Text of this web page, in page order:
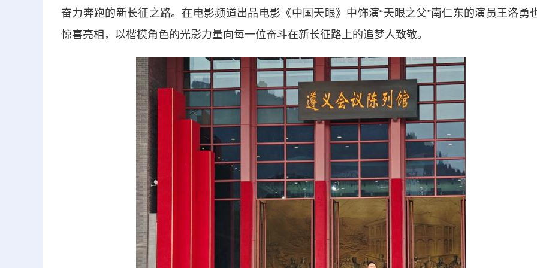
奋力奔跑的新长征之路。在电影频道出品电影《中国天眼》中饰演“天眼之父”南仁东的演员王洛勇
惊喜亮相，以楷模角色的光影力量向每一位奋斗在新长征路上的追梦人致敬。